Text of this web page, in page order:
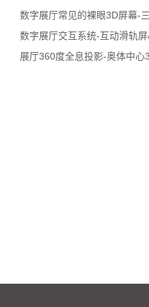
数字展厅常见的裸眼3D屏幕-
数字展厅交互系统-互动滑轨
展厅360度全息投影-奥体中心